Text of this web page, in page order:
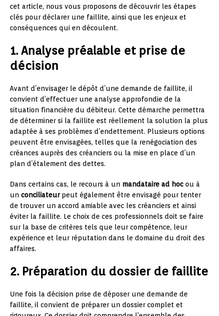
cet article, nous vous proposons de découvrir les étapes
clés pour déclarer une faillite, ainsi que les enjeux et
conséquences qui en découlent.
1. Analyse préalable et prise de
décision
Avant d’envisager le dépôt d’une demande de faillite, il
convient d’effectuer une analyse approfondie de la
situation financière du débiteur. Cette démarche permettra
de déterminer si la faillite est réellement la solution la plus
adaptée à ses problèmes d’endettement. Plusieurs options
peuvent être envisagées, telles que la renégociation des
créances auprès des créanciers ou la mise en place d’un
plan d’étalement des dettes.
Dans certains cas, le recours à un mandataire ad hocou à
un conciliateurpeut également être envisagé pour tenter
de trouver un accord amiable avec les créanciers et ainsi
éviter la faillite. Le choix de ces professionnels doit se faire
sur la base de critères tels que leur compétence, leur
expérience et leur réputation dans le domaine du droit des
affaires.
2. Préparation du dossier de faillite
Une fois la décision prise de déposer une demande de
faillite, il convient de préparer un dossier complet et